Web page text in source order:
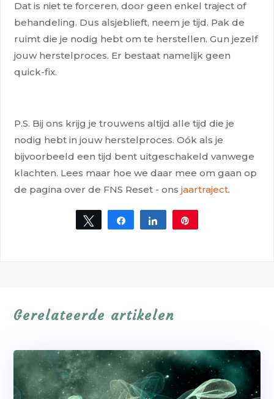
Dat is niet te forceren, door geen enkel traject of
behandeling. Dus alsjeblieft, neem je tijd. Pak de
ruimt die je nodig hebt om te herstellen. Gun jezelf
jouw herstelproces. Er bestaat namelijk geen
quick-fix.
P.S. Bij ons krijg je trouwens altijd alle tijd die je
nodig hebt in jouw herstelproces. Oók als je
bijvoorbeeld een tijd bent uitgeschakeld vanwege
klachten. Lees maar hoe we daar mee om gaan op
de pagina over de FNS Reset - onsjaartraject.
Tweet Share Share
Gerelateerde artikelen